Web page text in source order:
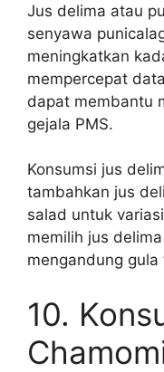
Jus delima atau
senyawa
meningkatkan
mempercepat
dapat membantu
gejala PMS.
Konsumsi jus
tambahkan jus
salad untuk
memilih jus
mengandung gula
10.